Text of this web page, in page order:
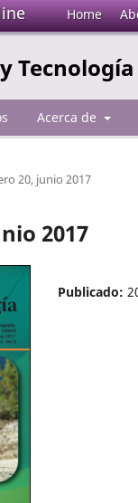
Home
Tecnología
Acerca de
20, junio 2017
2017
Publicado: